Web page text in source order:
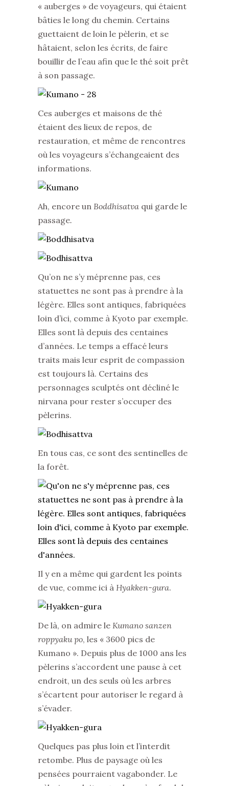
« auberges » de voyageurs, qui étaient
bâties le long du chemin. Certains
guettaient de loin le pèlerin, et se
hâtaient, selon les écrits, de faire
bouillir de l’eau afin que le thé soit prêt
à son passage.
Ces auberges et maisons de thé
étaient des lieux de repos, de
restauration, et même de rencontres
où les voyageurs s’échangeaient des
informations.
Ah, encore un Boddhisatva qui garde le
passage.
Qu’on ne s’y méprenne pas, ces
statuettes ne sont pas à prendre à la
légère. Elles sont antiques, fabriquées
loin d’ici, comme à Kyoto par exemple.
Elles sont là depuis des centaines
d’années. Le temps a effacé leurs
traits mais leur esprit de compassion
est toujours là. Certains des
personnages sculptés ont décliné le
nirvana pour rester s’occuper des
pèlerins.
En tous cas, ce sont des sentinelles de
la forêt.
Il y en a même qui gardent les points
de vue, comme ici à Hyakken-gura.
De là, on admire le Kumano sanzen
roppyaku po, les « 3600 pics de
Kumano ». Depuis plus de 1000 ans les
pèlerins s’accordent une pause à cet
endroit, un des seuls où les arbres
s’écartent pour autoriser le regard à
s’évader.
Quelques pas plus loin et l’interdit
retombe. Plus de paysage où les
pensées pourraient vagabonder. Le